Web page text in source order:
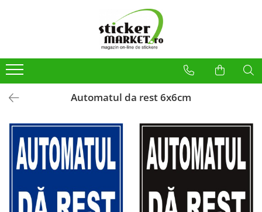
Produse la comandă
Placute
Stickere Atentionare
Stickere PSI
Obligatii generale
Stickere automate cafea
Automatul da rest 6x6cm